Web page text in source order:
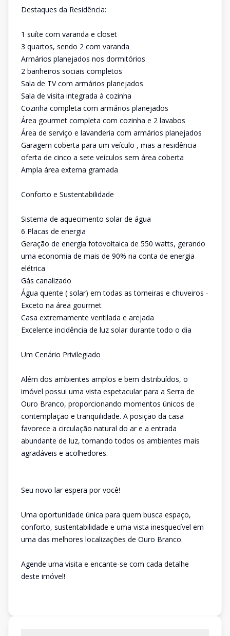
Destaques da Residência:
1 suíte com varanda e closet
3 quartos, sendo 2 com varanda
Armários planejados nos dormitórios
2 banheiros sociais completos
Sala de TV com armários planejados
Sala de visita integrada à cozinha
Cozinha completa com armários planejados
Área gourmet completa com cozinha e 2 lavabos
Área de serviço e lavanderia com armários planejados
Garagem coberta para um veículo , mas a residência
oferta de cinco a sete veículos sem área coberta
Ampla área externa gramada
Conforto e Sustentabilidade
Sistema de aquecimento solar de água
6 Placas de energia
Geração de energia fotovoltaica de 550 watts, gerando
uma economia de mais de 90% na conta de energia
elétrica
Gás canalizado
Água quente ( solar) em todas as torneiras e chuveiros -
Exceto na área gourmet
Casa extremamente ventilada e arejada
Excelente incidência de luz solar durante todo o dia
Um Cenário Privilegiado
Além dos ambientes amplos e bem distribuídos, o
imóvel possui uma vista espetacular para a Serra de
Ouro Branco, proporcionando momentos únicos de
contemplação e tranquilidade. A posição da casa
favorece a circulação natural do ar e a entrada
abundante de luz, tornando todos os ambientes mais
agradáveis e acolhedores.
Seu novo lar espera por você!
Uma oportunidade única para quem busca espaço,
conforto, sustentabilidade e uma vista inesquecível em
uma das melhores localizações de Ouro Branco.
Agende uma visita e encante-se com cada detalhe
deste imóvel!